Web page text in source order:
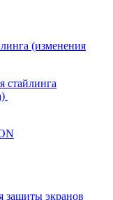
(изменения
стайлинга
защиты экранов